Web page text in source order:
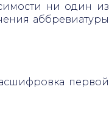
ни один из
аббревиатуры
первой